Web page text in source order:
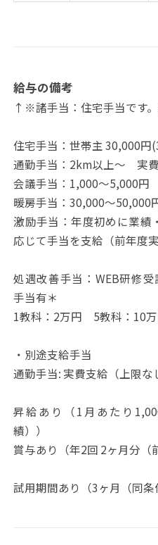
給与の備考
↑※諸手当：住宅手当です。
住宅手当：世帯主 30,000円
通勤手当：2km以上～ 実
会議手当：1,000～5,000円
暖房手当：30,000～50,000
激励手当：年度初めに業績
応じて手当を支給（前年度
処遇改善手当：WEB研修
手当有＊
1教科：2万円 5教科：10
・別途支給手当
通勤手当: 実費支給（上限な
昇給あり（1月あたり
績））
賞与あり（年2回 2ヶ月分（
試用期間あり（3ヶ月（同条